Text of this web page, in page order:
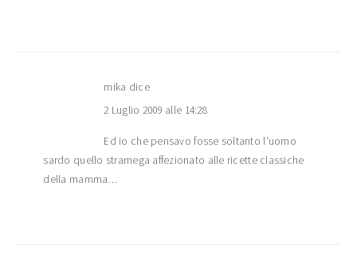
mika dice
2 Luglio 2009 alle 14:28
Ed io che pensavo fosse soltanto l'uomo
sardo quello stramega affezionato alle ricette classiche
della mamma…